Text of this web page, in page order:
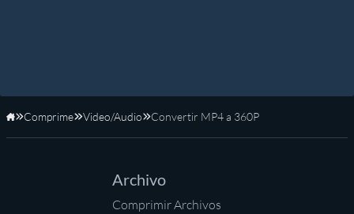
Inicio
Comprime Video/Audio Convertir MP4 a 360P
Archivo
Comprimir Archivos